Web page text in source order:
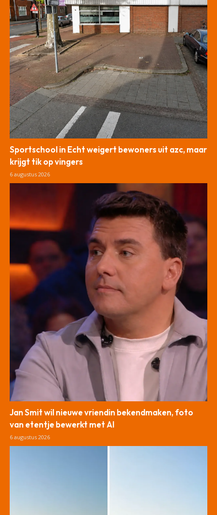
Sportschool in Echt weigert bewoners uit azc, maar
krijgt tik op vingers
6 augustus 2026
Jan Smit wil nieuwe vriendin bekendmaken, foto
van etentje bewerkt met AI
6 augustus 2026